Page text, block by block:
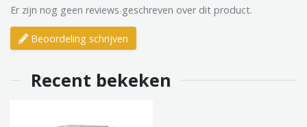
Er zijn nog geen reviews geschreven over dit product.
Beoordeling schrijven
Recent bekeken